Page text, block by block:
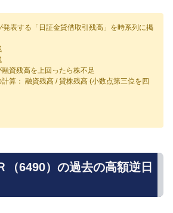
表する「日証金貸借取引残高」を時系列に掲
融資残高を上回ったら株不足
計算： 融資残高 / 貸株残高 (小数点第三位を四
（6490）の過去の高額逆日